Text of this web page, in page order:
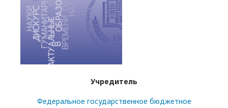
Учредитель
Федеральное государственное бюджетное